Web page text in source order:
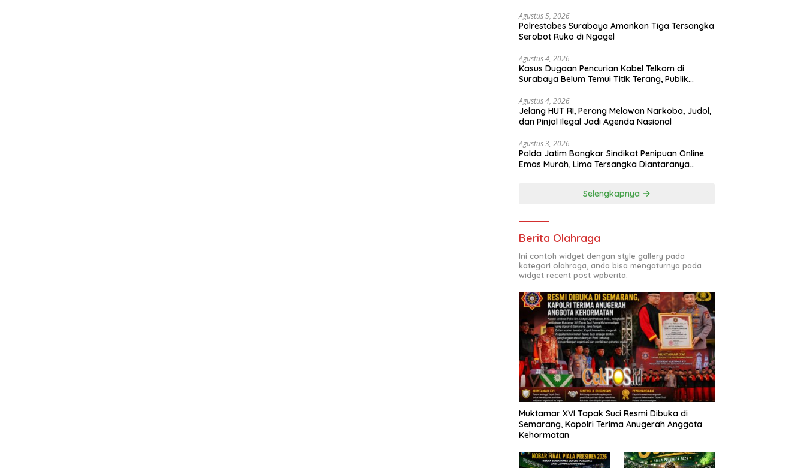
Agustus 5, 2026
Polrestabes Surabaya Amankan Tiga Tersangka
Serobot Ruko di Ngagel
Agustus 4, 2026
Kasus Dugaan Pencurian Kabel Telkom di
Surabaya Belum Temui Titik Terang, Publik
Agustus 4, 2026
Jelang HUT RI, Perang Melawan Narkoba, Judol,
dan Pinjol Ilegal Jadi Agenda Nasional
Agustus 3, 2026
Polda Jatim Bongkar Sindikat Penipuan Online
Emas Murah, Lima Tersangka Diantaranya
Selengkapnya
Berita Olahraga
Ini contoh widget dengan style gallery pada
kategori olahraga, anda bisa mengaturnya pada
widget recent post wpberita.
Muktamar XVI Tapak Suci Resmi Dibuka di
Semarang, Kapolri Terima Anugerah Anggota
Kehormatan